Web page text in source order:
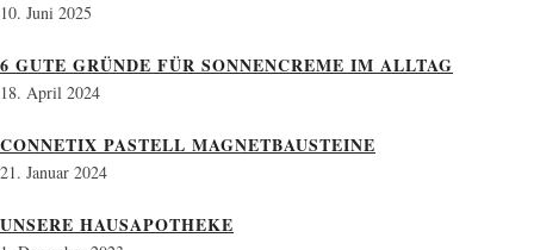
10. Juni 2025
6 GUTE GRÜNDE FÜR SONNENCREME IM ALLTAG
18. April 2024
CONNETIX PASTELL MAGNETBAUSTEINE
21. Januar 2024
UNSERE HAUSAPOTHEKE